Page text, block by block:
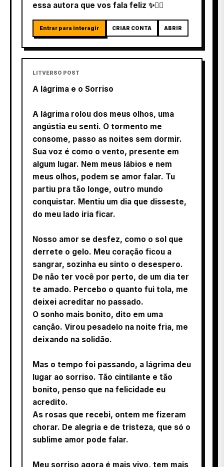
essa autora que vos fala feliz ✨
Entrar para interagir CRIAR CONTA ABRIR
LITVERSO POST
A lágrima e o Sorriso
A lágrima rolou dos meus olhos, uma
angústia eu senti. O tormento me
consome, passo as noites sem dormir.
Sua voz é como o vento, presente em
algum lugar. Nem meus lábios e nem
meus olhos, podem se amor falar. Tu
partiu pra tão longe, outro mundo
conquistar. Mentiu um dia que disseste,
do meu lado iria ficar.
Nosso amor se desfez, como o sol que
derrete o gelo. Meu coração ficou a
sangrar, sozinha eu sinto o desespero.
De não ter você por perto, de um dia ter
te amado. Percebo o quanto fui tola, me
deixei acreditar no passado.
O sonho mais bonito, dito em uma
canção. Virou pesadelo na noite fria, me
deixando na solidão.
Mas o tempo foi passando, a lágrima deu
lugar ao sorriso. Tão cintilante e tão
bonito, penso que na felicidade eu
acredito.
As rosas que recebi, ontem me fizeram
chorar. De alegria e de tristeza, que só o
sublime amor pode falar.
Meu sorriso agora é mais vivo, tem mais